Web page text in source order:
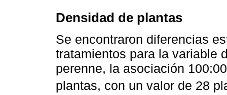
Densidad de plantas
Se encontraron diferencias
tratamientos para la variable
perenne, la asociación
plantas, con un valor de 28